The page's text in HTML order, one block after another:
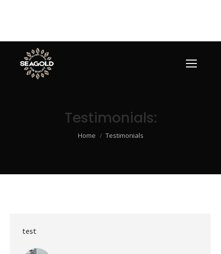
Testimonials:
Je bent hier:
Home Testimonials
test